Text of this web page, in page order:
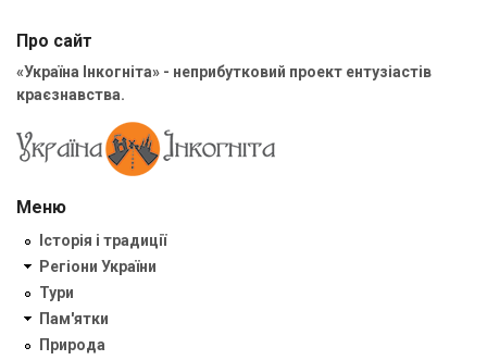
Про сайт
«Україна Інкогніта» - неприбутковий проект ентузіастів
краєзнавства.
Меню
Історія і традиції
Регіони України
Тури
Пам'ятки
Природа